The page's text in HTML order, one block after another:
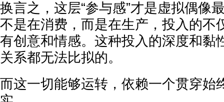
换言之，这层“参与感”才是虚拟偶像
不是在消费，而是在生产，投入的不
有创意和情感。这种投入的深度和黏
关系都无法比拟的。
而这一切能够运转，依赖一个贯穿始